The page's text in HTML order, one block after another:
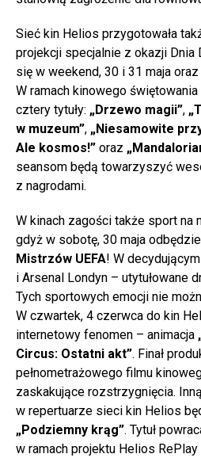
Sieć kin Helios przygotowała
projekcji specjalnie z okazji Dnia
się w weekend, 30 i 31 maja
W ramach kinowego
cztery tytuły: „Drzewo magii”,
w muzeum”, „Niesamowite
Ale kosmos!” oraz
seansom będą towarzyszyć
z nagrodami.
W kinach zagości także sport na
gdyż w sobotę, 30 maja
Mistrzów UEFA! W
i Arsenal Londyn – utytułowane
Tych sportowych emocji nie
W czwartek, 4 czerwca do kin
internetowy fenomen – animacja
Circus: Ostatni akt”. Finał
pełnometrażowego filmu
zaskakujące rozstrzygnięcia.
w repertuarze sieci kin Helios
„Podziemny krąg”. Tytuł
w ramach projektu Helios